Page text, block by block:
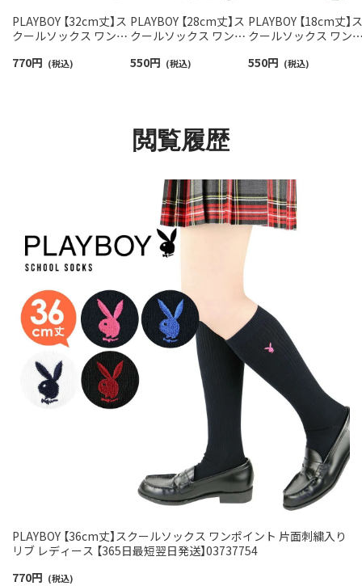
PLAYBOY 【32cm丈】ス
クールソックス ワンポ
ブ レディース 【365日
770円 (税込)
PLAYBOY 【28cm丈】ス
クールソックス ワンポ
ブ レディース 【365日
550円 (税込)
PLAYBOY 【18cm丈】ス
クールソックス ワン
ブ レディース 【365日
550円 (税込)
閲覧履歴
PLAYBOY 【36cm丈】スクールソックス ワンポイント 片面刺繍入り
リブ レディース 【365日最短翌日発送】03737754
770円 (税込)